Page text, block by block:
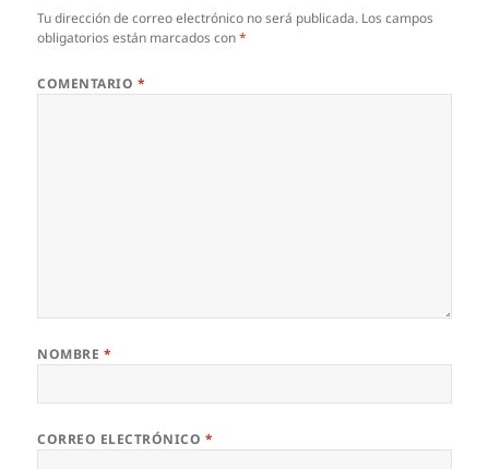
Tu dirección de correo electrónico no será publicada. Los campos
obligatorios están marcados con*
COMENTARIO *
NOMBRE *
CORREO ELECTRÓNICO *